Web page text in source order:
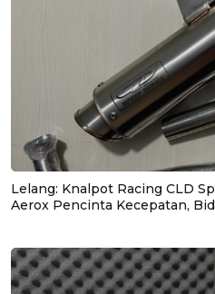
Lelang: Knalpot Racing CLD
Aerox Pencinta Kecepatan,